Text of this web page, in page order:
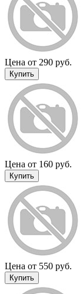
Цена от 290 руб.
Купить
Цена от 160 руб.
Купить
Цена от 550 руб.
Купить